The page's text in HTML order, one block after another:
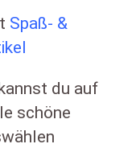
Spaß- &
du auf
schöne